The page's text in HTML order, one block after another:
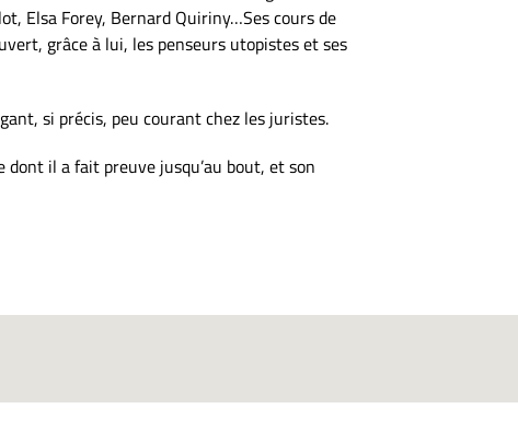
Elsa Forey, Bernard Quiriny…Ses cours de
grâce à lui, les penseurs utopistes et ses
si précis, peu courant chez les juristes.
il a fait preuve jusqu’au bout, et son